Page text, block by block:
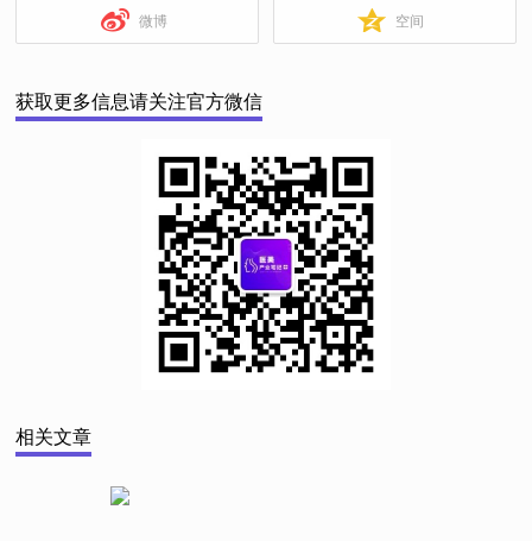
微博 空间
获取更多信息请关注官方微信
相关文章